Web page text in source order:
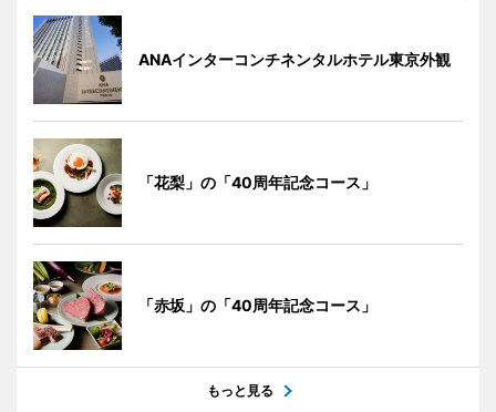
ANAインターコンチネンタルホテル東京外観
「花梨」の「40周年記念コース」
「赤坂」の「40周年記念コース」
もっと見る